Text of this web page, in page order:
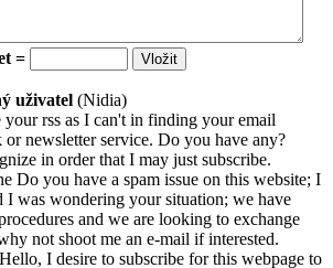
=
uživatel (Nidia)
rss as I can't in finding your email
newsletter service. Do you have any?
in order that I may just subscribe.
Do you have a spam issue on this website; I
I was wondering your situation; we have
and we are looking to exchange
not shoot me an e-mail if interested.
I desire to subscribe for this webpage to